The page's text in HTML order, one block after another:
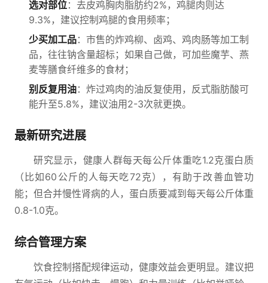
选对部位：去皮鸡胸肉脂肪约2%，鸡腿肉则达
9.3%，建议控制鸡腿的食用频率；
少买加工品：市售的炸鸡柳、卤鸡、鸡肉肠等加工制
品，往往钠含量超标；如果自己做，可加些魔芋、燕
麦等膳食纤维多的食材；
别反复用油：炸过鸡肉的油反复使用，反式脂肪酸可
能升至5.8%，建议油用2-3次就更换。
最新研究进展
研究显示，健康人群每天每公斤体重吃1.2克蛋白质
（比如60公斤的人每天吃72克），有助于改善血管功
能；但合并慢性肾病的人，蛋白质要减到每天每公斤体重
0.8-1.0克。
综合管理方案
饮食控制搭配规律运动，健康效益会更明显。建议把